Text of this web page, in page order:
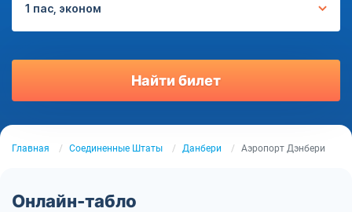
1 пас, эконом
Найти билет
Главная Соединенные Штаты Данбери Аэропорт Дэнбери
Онлайн-табло